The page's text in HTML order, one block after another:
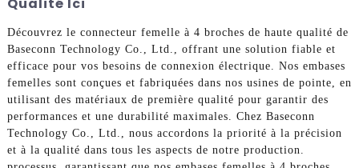
Découvrez le connecteur femelle à 4 broches de haute qualité de
Baseconn Technology Co., Ltd., offrant une solution fiable et
efficace pour vos besoins de connexion électrique. Nos embases
femelles sont conçues et fabriquées dans nos usines de pointe, en
utilisant des matériaux de première qualité pour garantir des
performances et une durabilité maximales. Chez Baseconn
Technology Co., Ltd., nous accordons la priorité à la précision
et à la qualité dans tous les aspects de notre production.